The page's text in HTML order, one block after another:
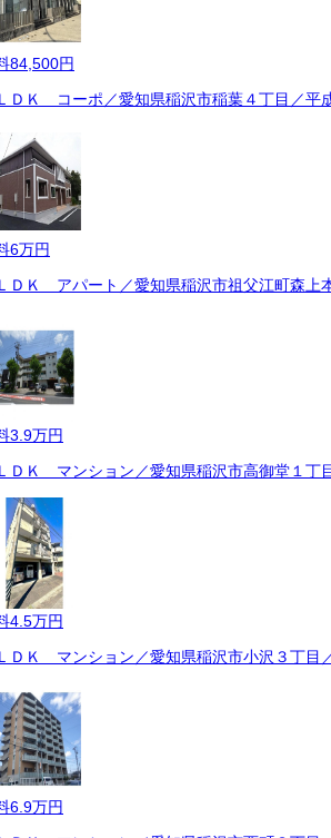
84,500円
ＤＫ コーポ／愛知県稲沢市稲葉４丁目／平
6万円
ＤＫ アパート／愛知県稲沢市祖父江町森上
3.9万円
ＤＫ マンション／愛知県稲沢市高御堂１丁
4.5万円
ＤＫ マンション／愛知県稲沢市小沢３丁目
6.9万円